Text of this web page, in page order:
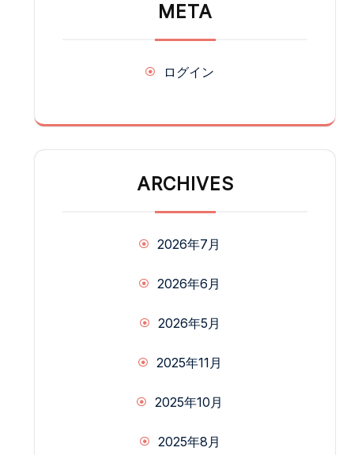
META
ログイン
ARCHIVES
2026年7月
2026年6月
2026年5月
2025年11月
2025年10月
2025年8月